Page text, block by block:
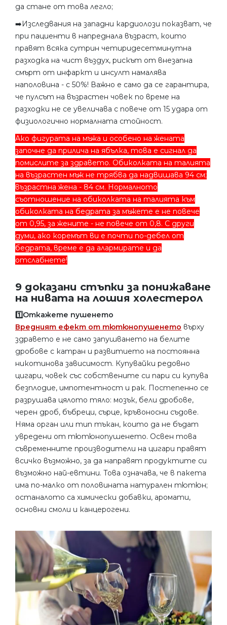
да стане от това легло;
➡️Изследвания на западни кардиолози показват, че
при пациенти в напреднала възраст, които
правят всяка сутрин четиридесетминутна
разходка на чист въздух, рискът от внезапна
смърт от инфаркт и инсулт намалява
наполовина - с 50%! Важно е само да се гарантира,
че пулсът на възрастен човек по време на
разходки не се увеличава с повече от 15 удара от
физиологично нормалната стойност.
Ако фигурата на мъжа и особено на жената
започне да прилича на ябълка, това е сигнал да
помислите за здравето. Обиколката на талията
на възрастен мъж не трябва да надвишава 94 см;
възрастна жена - 84 см. Нормалното
съотношение на обиколката на талията към
обиколката на бедрата за мъжете е не повече
от 0,95, за жените - не повече от 0,8. С други
думи, ако коремът ви е почти по-дебел от
бедрата, време е да алармирате и да
отслабнете!
9 доказани стъпки за понижаване
на нивата на лошия холестерол
1️⃣Откажете пушенето
Вредният ефект от тютюнопушенето върху
здравето е не само запушването на белите
дробове с катран и развитието на постоянна
никотинова зависимост. Купувайки редовно
цигари, човек със собствените си пари си купува
безплодие, импотентност и рак. Постепенно се
разрушава цялото тяло: мозък, бели дробове,
черен дроб, бъбреци, сърце, кръвоносни съдове.
Няма орган или тип тъкан, които да не бъдат
увредени от тютюнопушенето. Освен това
съвременните производители на цигари правят
всичко възможно, за да направят продуктите си
възможно най-евтини. Това означава, че в пакета
има по-малко от половината натурален тютюн;
останалото са химически добавки, аромати,
основни смоли и канцерогени.